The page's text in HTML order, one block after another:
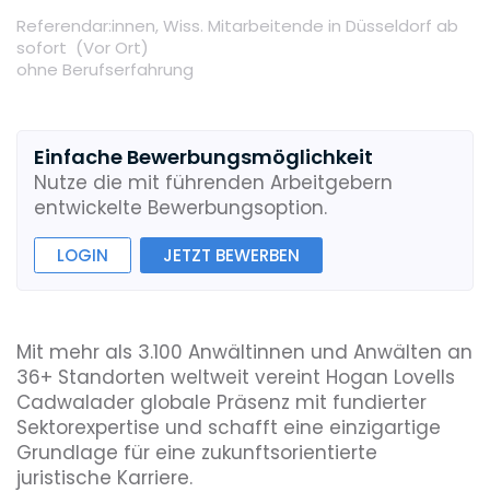
Referendar:innen,Wiss. Mitarbeitende in Düsseldorf ab
sofort (Vor Ort)
ohne Berufserfahrung
Einfache Bewerbungsmöglichkeit
Nutze die mit führenden Arbeitgebern
entwickelte Bewerbungsoption.
LOGIN JETZT BEWERBEN
Mit mehr als 3.100 Anwältinnen und Anwälten an
36+ Standorten weltweit vereint Hogan Lovells
Cadwalader globale Präsenz mit fundierter
Sektorexpertise und schafft eine einzigartige
Grundlage für eine zukunftsorientierte
juristische Karriere.